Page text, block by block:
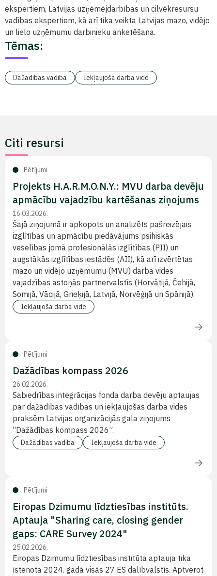
ekspertiem, Latvijas uzņēmējdarbības un cilvēkresursu
vadības ekspertiem, kā arī tika veikta Latvijas mazo, vidējo
un lielo uzņēmumu darbinieku anketēšana.
Tēmas:
Dažādības vadība Iekļaujoša darba vide
Citi resursi
Pētījumi
Projekts H.A.R.M.O.N.Y.: MVU darba devēju
apmācību vajadzību kartēšanas ziņojums
16.03.2026.
Šajā ziņojumā ir apkopots un analizēts pašreizējais
izglītības un apmācību piedāvājums psihiskās
veselības jomā profesionālās izglītības (PII) un
augstākās izglītības iestādēs (AII), kā arī izvērtētas
mazo un vidējo uzņēmumu (MVU) darba vides
vajadzības astoņās partnervalstīs (Horvātijā, Čehijā,
Somijā, Vācijā, Grieķijā, Latvijā, Norvēģijā un Spānijā).
Iekļaujoša darba vide
Pētījumi
Dažādības kompass 2026
26.02.2026.
Sabiedrības integrācijas fonda darba devēju aptaujas
par dažādības vadības un iekļaujošas darba vides
praksēm Latvijas organizācijās gala ziņojums
“Dažādības kompass 2026”.
Dažādības vadība Iekļaujoša darba vide
Pētījumi
Eiropas Dzimumu līdztiesības institūts.
Aptauja "Sharing care, closing gender
gaps: CARE Survey 2024"
25.02.2026.
Eiropas Dzimumu līdztiesības institūta aptauja tika
īstenota 2024. gadā visās 27 ES dalībvalstīs. Aptverot